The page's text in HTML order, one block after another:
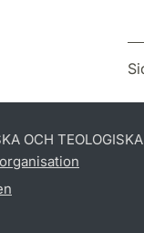
OCH